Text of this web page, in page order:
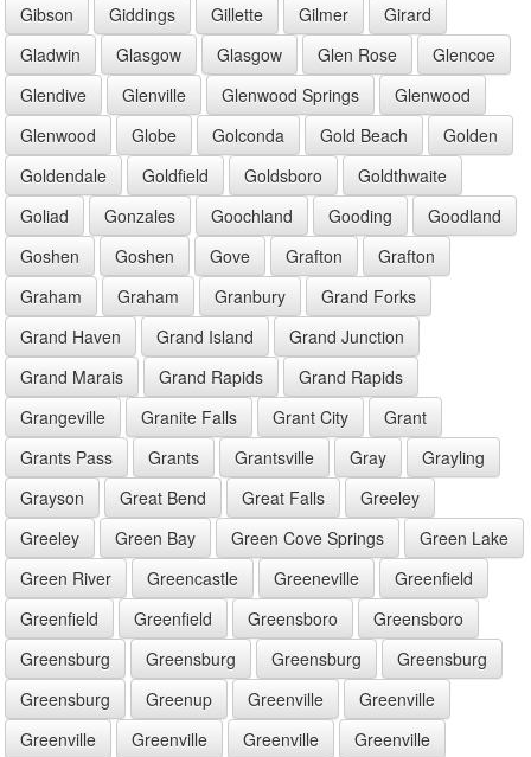
Gibson
Giddings Gillette Gilmer
Girard
Gladwin
Glasgow Glasgow Glen Rose
Glencoe
Glendive
Glenville Glenwood Springs
Glenwood
Glenwood
Globe Golconda Gold Beach
Golden
Goldendale
Goldfield Goldsboro
Goldthwaite
Goliad
Gonzales Goochland Gooding
Goodland
Goshen
Goshen Gove Grafton
Grafton
Graham
Graham Granbury
Grand Forks
Grand Haven
Grand Island
Grand Junction
Grand Marais
Grand Rapids
Grand Rapids
Grangeville
Granite Falls Grant City
Grant
Grants Pass
Grants Grantsville Gray
Grayling
Grayson
Great Bend Great Falls
Greeley
Greeley
Green Bay Green Cove Springs
Green Lake
Green River
Greencastle Greeneville
Greenfield
Greenfield
Greenfield Greensboro
Greensboro
Greensburg
Greensburg Greensburg
Greensburg
Greensburg
Greenup Greenville
Greenville
Greenville
Greenville Greenville
Greenville